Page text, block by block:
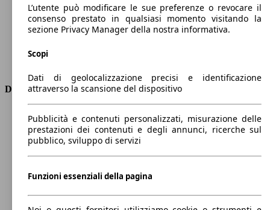
Cilindrata
1598 ccm
Carburante
Diesel
Trasmissione
Dimensioni
Lunghezza
4350 mm
Altezza
1460 mm
Larghezza
1800 mm
Passo
2630 mm
Carico massimo
-
Porte
5
Sedili
5
L’utente può modificare le sue preferenze o revocare il
consenso prestato in qualsiasi momento visitando la
sezione Privacy Manager della nostra informativa.
Scopi
Dati di geolocalizzazione precisi e identificazione
attraverso la scansione del dispositivo
Pubblicità e contenuti personalizzati, misurazione delle
prestazioni dei contenuti e degli annunci, ricerche sul
pubblico, sviluppo di servizi
Funzioni essenziali della pagina